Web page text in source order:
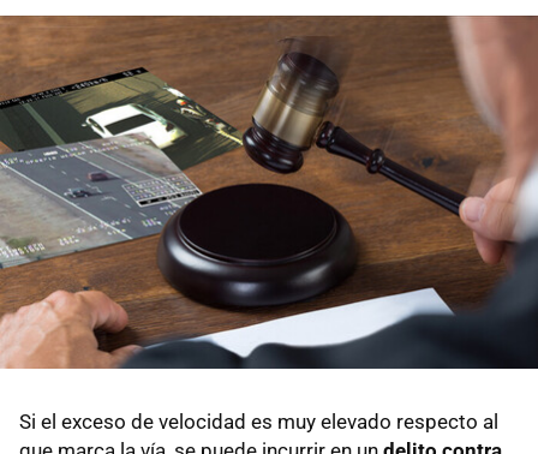
Si el exceso de velocidad es muy elevado respecto al